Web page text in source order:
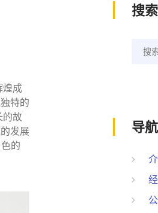
煌成
特的
的故
发展
的
搜索
搜
导航